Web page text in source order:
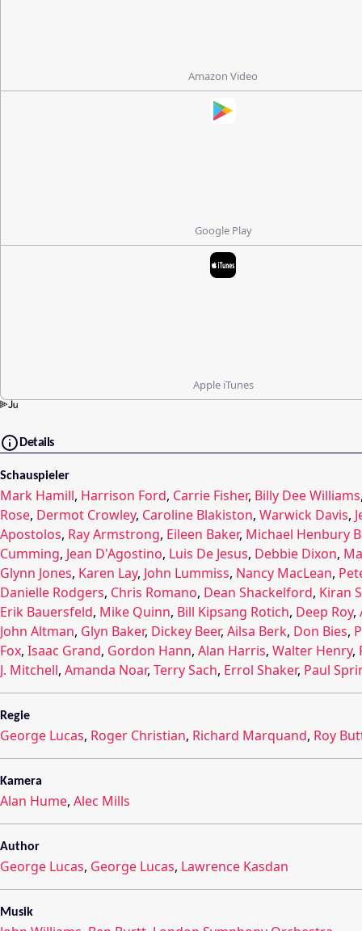
Amazon Video
Google Play
Apple iTunes
Details
Schauspieler
Mark Hamill, Harrison Ford, Carrie Fisher, Billy Dee Williams
Rose, Dermot Crowley, Caroline Blakiston, Warwick Davis,
Apostolos, Ray Armstrong, Eileen Baker, Michael Henbury
Cumming, Jean D'Agostino, Luis De Jesus, Debbie Dixon,
Glynn Jones, Karen Lay, John Lummiss, Nancy MacLean,
Danielle Rodgers, Chris Romano, Dean Shackelford, Kiran
Erik Bauersfeld, Mike Quinn, Bill Kipsang Rotich, Deep Roy,
John Altman, Glyn Baker, Dickey Beer, Ailsa Berk, Don Bies,
Fox, Isaac Grand, Gordon Hann, Alan Harris, Walter Henry,
J. Mitchell, Amanda Noar, Terry Sach, Errol Shaker, Paul
Regie
George Lucas, Roger Christian, Richard Marquand, Roy
Kamera
Alan Hume, Alec Mills
Author
George Lucas, George Lucas, Lawrence Kasdan
Musik